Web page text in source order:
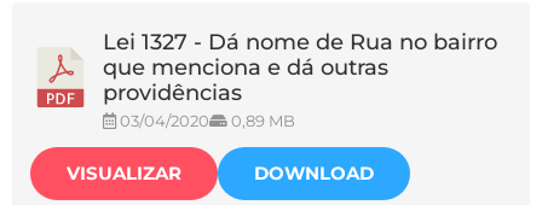
Lei 1327 - Dá nome de Rua no bairro
que menciona e dá outras
providências
03/04/2020 0,89 MB
VISUALIZAR DOWNLOAD